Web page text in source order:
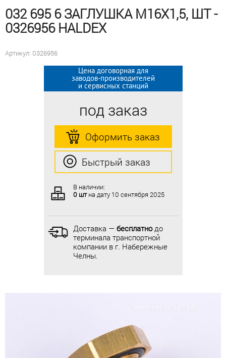
032 695 6 ЗАГЛУШКА М16Х1,5, ШТ -
0326956 HALDEX
Артикул: 0326956
Цена договорная для
заводов-производителей
и сервисных станций
под заказ
Оформить заказ
Быстрый заказ
В наличии:
0 штна дату 10 сентября 2025
Доставка — бесплатнодо
терминала транспортной
компании в г. Набережные
Челны.
Цена договорная для
заводов-производителей
и сервисных станций
под заказ
Оформить заказ
Быстрый заказ
В наличии:
0 штна дату 10 сентября 2025
Доставка — бесплатнодо
терминала транспортной
компании в г. Набережные
Челны.